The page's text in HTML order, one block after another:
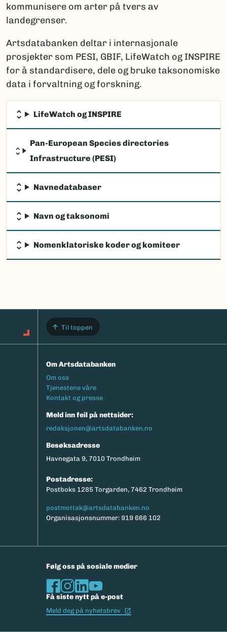
kommunisere om arter på tvers av
landegrenser.
Artsdatabanken deltar i internasjonale
prosjekter som PESI, GBIF, LifeWatch og INSPIRE
for å standardisere, dele og bruke taksonomiske
data i forvaltning og forskning.
LifeWatch og INSPIRE
Pan-European Species directories
Infrastructure (PESI)
Navnedatabaser
Navn og taksonomi
Nomenklatoriske koder og komiteer
Til toppen
Om Artsdatabanken
Footermeny
Om oss
Tjenestene våre
Kontakt og presse
Meld inn feil på nettsider:
redaksjonen@artsdatabanken.no
Besøksadresse
Havnegata 9, 7010 Trondheim
Postadresse:
Postboks 1285 Torgarden, 7462 Trondheim
postmottak@artsdatabanken.no
Organisasjonsnummer: 919 666 102
Følg oss på sosiale medier
Få siste nytt på e-post
Meld deg på nyhetsbrev